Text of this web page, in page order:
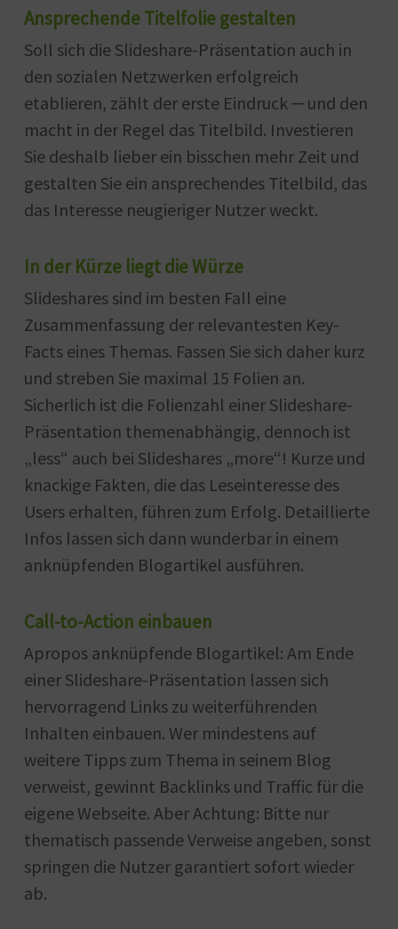
Ansprechende Titelfolie gestalten
Soll sich die Slideshare-Präsentation auch in
den sozialen Netzwerken erfolgreich
etablieren, zählt der erste Eindruck ─ und den
macht in der Regel das Titelbild. Investieren
Sie deshalb lieber ein bisschen mehr Zeit und
gestalten Sie ein ansprechendes Titelbild, das
das Interesse neugieriger Nutzer weckt.
In der Kürze liegt die Würze
Slideshares sind im besten Fall eine
Zusammenfassung der relevantesten Key-
Facts eines Themas. Fassen Sie sich daher kurz
und streben Sie maximal 15 Folien an.
Sicherlich ist die Folienzahl einer Slideshare-
Präsentation themenabhängig, dennoch ist
„less“ auch bei Slideshares „more“! Kurze und
knackige Fakten, die das Leseinteresse des
Users erhalten, führen zum Erfolg. Detaillierte
Infos lassen sich dann wunderbar in einem
anknüpfenden Blogartikel ausführen.
Call-to-Action einbauen
Apropos anknüpfende Blogartikel: Am Ende
einer Slideshare-Präsentation lassen sich
hervorragend Links zu weiterführenden
Inhalten einbauen. Wer mindestens auf
weitere Tipps zum Thema in seinem Blog
verweist, gewinnt Backlinks und Traffic für die
eigene Webseite. Aber Achtung: Bitte nur
thematisch passende Verweise angeben, sonst
springen die Nutzer garantiert sofort wieder
ab.